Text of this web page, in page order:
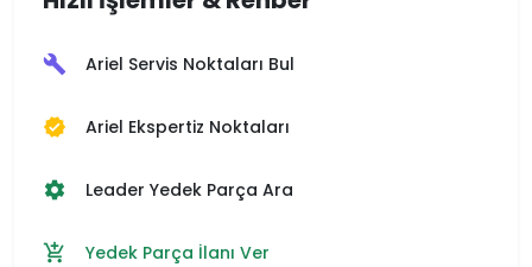
build Ariel Servis Noktaları Bul
verified Ariel Ekspertiz Noktaları
settings Leader Yedek Parça Ara
add_shopping_cart Yedek Parça İlanı Ver